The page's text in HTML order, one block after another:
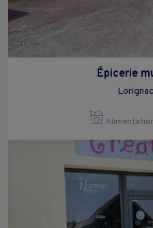
Épicerie